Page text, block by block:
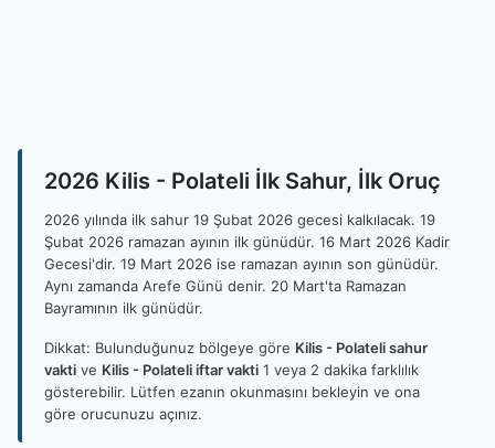
2026 Kilis - Polateli İlk Sahur, İlk Oruç
2026 yılında ilk sahur 19 Şubat 2026 gecesi kalkılacak. 19
Şubat 2026 ramazan ayının ilk günüdür. 16 Mart 2026 Kadir
Gecesi'dir. 19 Mart 2026 ise ramazan ayının son günüdür.
Aynı zamanda Arefe Günü denir. 20 Mart'ta Ramazan
Bayramının ilk günüdür.
Dikkat: Bulunduğunuz bölgeye göre Kilis - Polateli sahur
vakti ve Kilis - Polateli iftar vakti 1 veya 2 dakika farklılık
gösterebilir. Lütfen ezanın okunmasını bekleyin ve ona
göre orucunuzu açınız.